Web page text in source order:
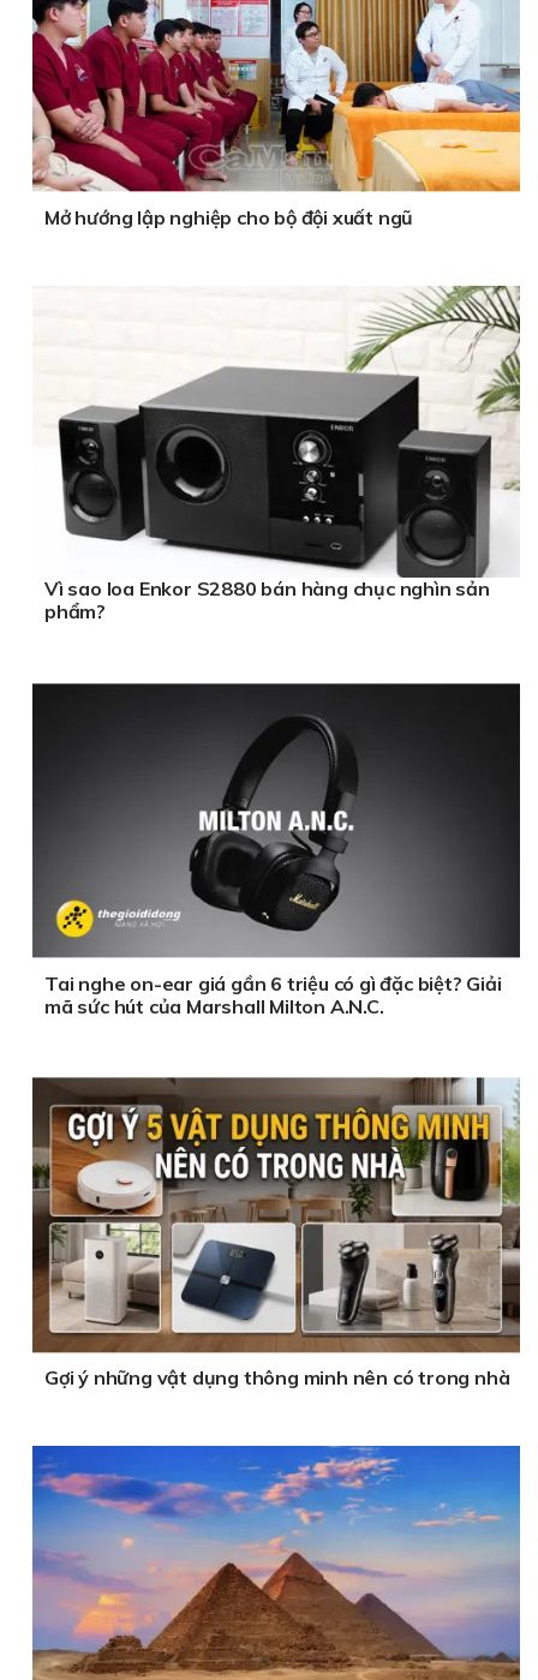
Mở hướng lập nghiệp cho bộ đội xuất ngũ
Vì sao loa Enkor S2880 bán hàng chục nghìn sản
phẩm?
Tai nghe on-ear giá gần 6 triệu có gì đặc biệt? Giải
mã sức hút của Marshall Milton A.N.C.
Gợi ý những vật dụng thông minh nên có trong nhà